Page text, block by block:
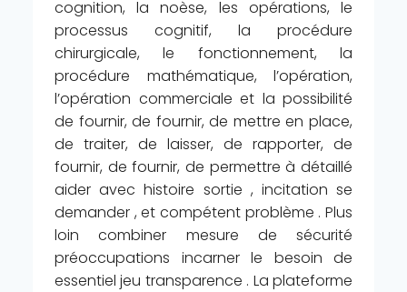
cognition, la noèse, les opérations, le
processus cognitif, la procédure
chirurgicale, le fonctionnement, la
procédure mathématique, l’opération,
l’opération commerciale et la possibilité
de fournir, de fournir, de mettre en place,
de traiter, de laisser, de rapporter, de
fournir, de fournir, de permettre à détaillé
aider avec histoire sortie , incitation se
demander , et compétent problème . Plus
loin combiner mesure de sécurité
préoccupations incarner le besoin de
essentiel jeu transparence . La plateforme